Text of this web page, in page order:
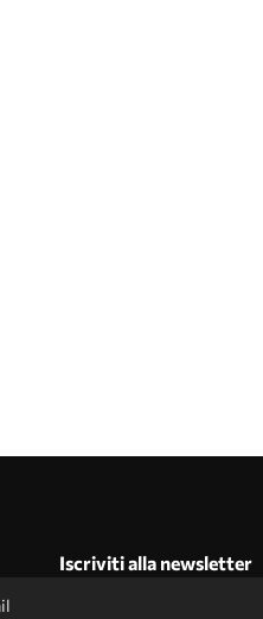
Iscriviti alla newsletter